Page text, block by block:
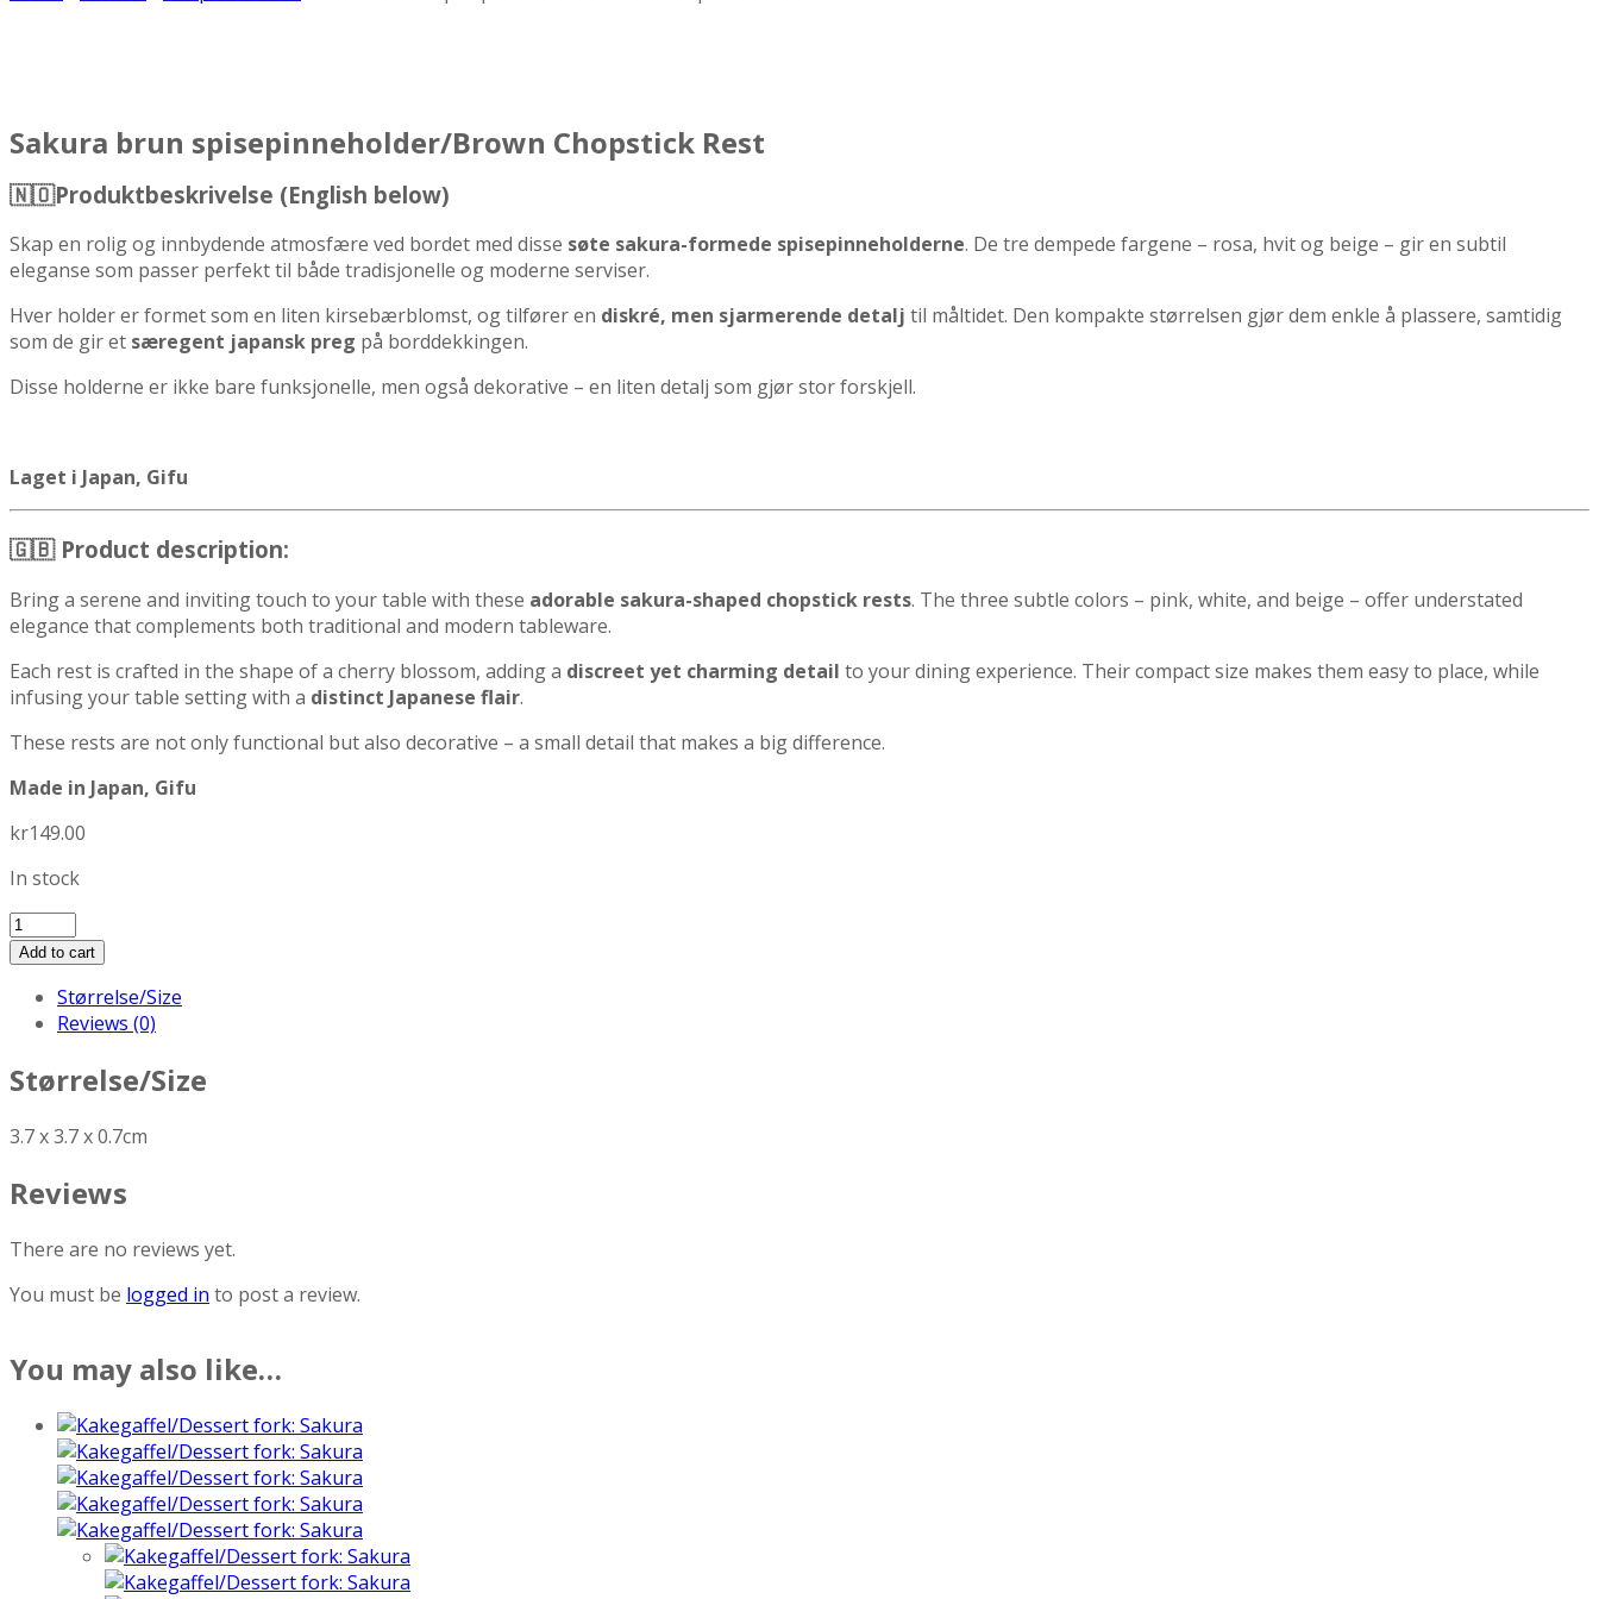
Sakura brun spisepinneholder/Brown Chopstick Rest
🇳🇴Produktbeskrivelse (English below)
Skap en rolig og innbydende atmosfære ved bordet med disse søte sakura-formede spisepinneholderne. De tre dempede fargene – rosa, hvit og beige – gir en subtil
eleganse som passer perfekt til både tradisjonelle og moderne serviser.
Hver holder er formet som en liten kirsebærblomst, og tilfører en diskré, men sjarmerende detalj til måltidet. Den kompakte størrelsen gjør dem enkle å plassere, samtidig
som de gir et særegent japansk preg på borddekkingen.
Disse holderne er ikke bare funksjonelle, men også dekorative – en liten detalj som gjør stor forskjell.
Laget i Japan, Gifu
🇬🇧 Product description:
Bring a serene and inviting touch to your table with these adorable sakura-shaped chopstick rests. The three subtle colors – pink, white, and beige – offer understated
elegance that complements both traditional and modern tableware.
Each rest is crafted in the shape of a cherry blossom, adding a discreet yet charming detail to your dining experience. Their compact size makes them easy to place, while
infusing your table setting with a distinct Japanese flair.
These rests are not only functional but also decorative – a small detail that makes a big difference.
Made in Japan, Gifu
kr149.00
In stock
Sakura
brun
Chopstick
Rest
Add to cart
Størrelse/Size
Reviews (0)
Størrelse/Size
3.7 x 3.7 x 0.7cm
Reviews
There are no reviews yet.
You must be logged in to post a review.
You may also like…